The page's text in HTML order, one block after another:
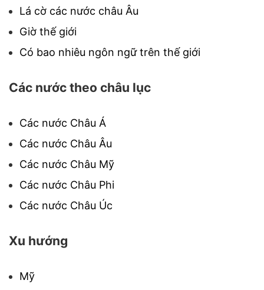
Lá cờ các nước châu Âu
Giờ thế giới
Có bao nhiêu ngôn ngữ trên thế giới
Các nước theo châu lục
Các nước Châu Á
Các nước Châu Âu
Các nước Châu Mỹ
Các nước Châu Phi
Các nước Châu Úc
Xu hướng
Mỹ